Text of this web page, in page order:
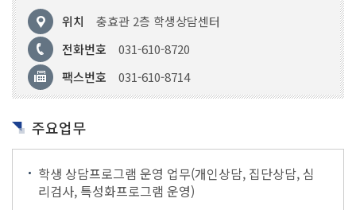
위치
충효관 2층 학생상담센터
전화번호
031-610-8720
팩스번호
031-610-8714
주요업무
학생 상담프로그램 운영 업무(개인상담, 집단상담, 심
리검사, 특성화프로그램 운영)